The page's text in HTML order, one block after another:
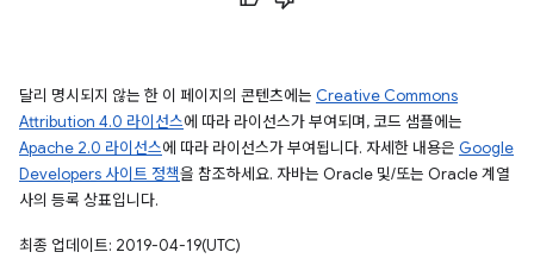
달리 명시되지 않는 한 이 페이지의 콘텐츠에는 Creative Commons
Attribution 4.0 라이선스에 따라 라이선스가 부여되며, 코드 샘플에는
Apache 2.0 라이선스에 따라 라이선스가 부여됩니다. 자세한 내용은 Google
Developers 사이트 정책을 참조하세요. 자바는 Oracle 및/또는 Oracle 계열
사의 등록 상표입니다.
최종 업데이트: 2019-04-19(UTC)